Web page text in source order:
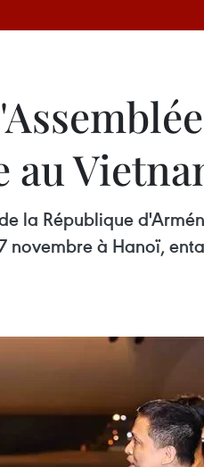
au
la République
novembre à Hanoï,